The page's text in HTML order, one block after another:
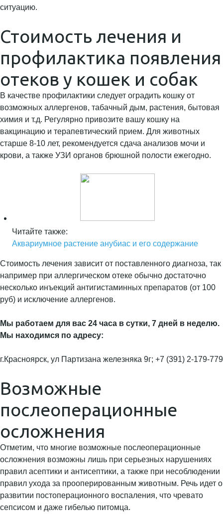
ситуацию.
Стоимость лечения и
профилактика появления
отеков у кошек и собак
В качестве профилактики следует оградить кошку от
возможных аллергенов, табачный дым, растения, бытовая
химия и т.д. Регулярно привозите вашу кошку на
вакцинацию и терапевтический прием. Для животных
старше 8-10 лет, рекомендуется сдача анализов мочи и
крови, а также УЗИ органов брюшной полости ежегодно.
Читайте также:
Аквариумное растение анубиас и его содержание
Стоимость лечения зависит от поставленного диагноза, так
например при аллергическом отеке обычно достаточно
несколько инъекций антигистаминных препаратов (от 100
руб) и исключение аллергенов.
Мы работаем для вас 24 часа в сутки, 7 дней в неделю.
Мы находимся по адресу:
г.Красноярск, ул Партизана железняка 9г; +7 (391) 2-179-779
Возможные
послеоперационные
осложнения
Отметим, что многие возможные послеоперационные
осложнения возможны лишь при серьезных нарушениях
правил асептики и антисептики, а также при несоблюдении
правил ухода за прооперированным животным. Речь идет о
развитии постоперационного воспаления, что чревато
сепсисом и даже гибелью питомца.